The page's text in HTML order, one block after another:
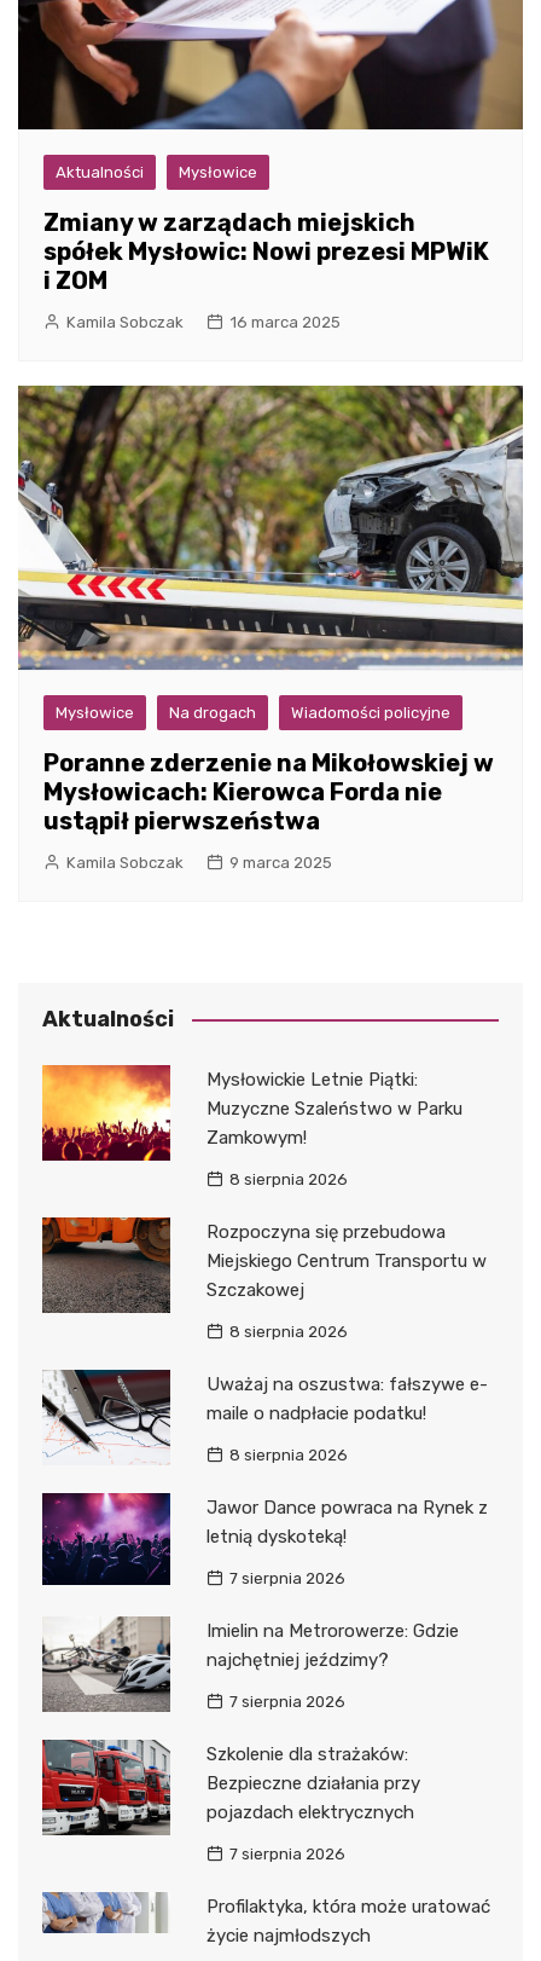
Aktualności Mysłowice
Zmiany w zarządach miejskich
spółek Mysłowic: Nowi prezesi MPWiK
i ZOM
Kamila Sobczak 16 marca 2025
Mysłowice Na drogach Wiadomości policyjne
Poranne zderzenie na Mikołowskiej w
Mysłowicach: Kierowca Forda nie
ustąpił pierwszeństwa
Kamila Sobczak 9 marca 2025
Aktualności
Mysłowickie Letnie Piątki:
Muzyczne Szaleństwo w Parku
Zamkowym!
8 sierpnia 2026
Rozpoczyna się przebudowa
Miejskiego Centrum Transportu w
Szczakowej
8 sierpnia 2026
Uważaj na oszustwa: fałszywe e-
maile o nadpłacie podatku!
8 sierpnia 2026
Jawor Dance powraca na Rynek z
letnią dyskoteką!
7 sierpnia 2026
Imielin na Metrorowerze: Gdzie
najchętniej jeździmy?
7 sierpnia 2026
Szkolenie dla strażaków:
Bezpieczne działania przy
pojazdach elektrycznych
7 sierpnia 2026
Profilaktyka, która może uratować
życie najmłodszych